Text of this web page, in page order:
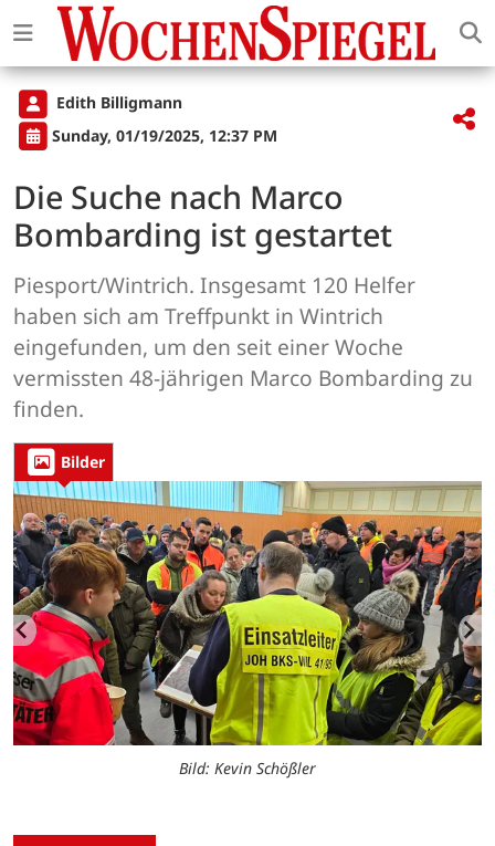
Edith Billigmann
Sunday, 01/19/2025, 12:37 PM
Die Suche nach Marco
Bombarding ist gestartet
Piesport/Wintrich. Insgesamt 120 Helfer
haben sich am Treffpunkt in Wintrich
eingefunden, um den seit einer Woche
vermissten 48-jährigen Marco Bombarding zu
finden.
Bilder
Bild: Kevin Schößler